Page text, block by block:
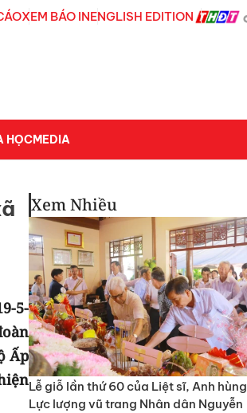
XEM BÁO INENGLISH EDITION
HỌCMEDIA
5-
Ấp
Xem Nhiều
Lễ giỗ lần thứ 60 của Liệt sĩ, Anh hùng
Lực lượng vũ trang Nhân dân Nguyễn